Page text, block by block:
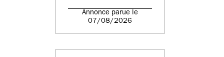
Annonce parue le
07/08/2026